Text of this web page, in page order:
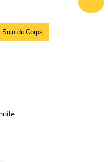
Soin du Corps